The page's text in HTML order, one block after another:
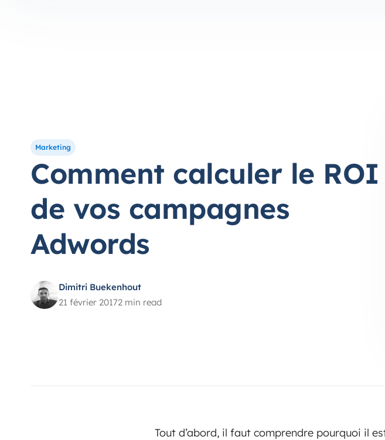
Marketing
Comment calculer le ROI
de vos campagnes
Adwords
Dimitri Buekenhout
21 février 20172 min read
Tout d’abord, il faut comprendre pourquoi il